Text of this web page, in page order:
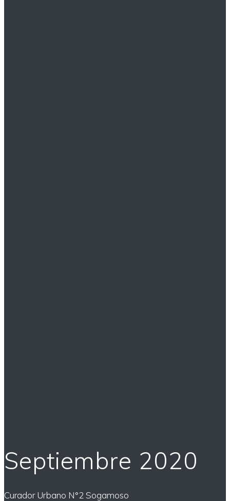
Septiembre 2020
Curador Urbano N°2 Sogamoso